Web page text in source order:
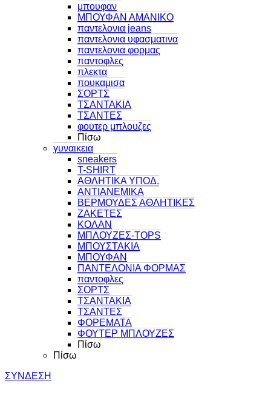
μπουφαν
ΜΠΟΥΦΑΝ ΑΜΑΝΙΚΟ
παντελονια jeans
παντελονια υφασματινα
παντελονια φορμας
παντοφλες
πλεκτα
πουκαμισα
ΣΟΡΤΣ
ΤΣΑΝΤΑΚΙΑ
ΤΣΑΝΤΕΣ
φουτερ μπλουζες
Πίσω
γυναικεια
sneakers
T-SHIRT
ΑΘΛΗΤΙΚΑ ΥΠΟΔ.
ΑΝΤΙΑΝΕΜΙΚΑ
ΒΕΡΜΟΥΔΕΣ ΑΘΛΗΤΙΚΕΣ
ΖΑΚΕΤΕΣ
ΚΟΛΑΝ
ΜΠΛΟΥΖΕΣ-TOPS
ΜΠΟΥΣΤΑΚΙΑ
ΜΠΟΥΦΑΝ
ΠΑΝΤΕΛΟΝΙΑ ΦΟΡΜΑΣ
παντοφλες
ΣΟΡΤΣ
ΤΣΑΝΤΑΚΙΑ
ΤΣΑΝΤΕΣ
ΦΟΡΕΜΑΤΑ
ΦΟΥΤΕΡ ΜΠΛΟΥΖΕΣ
Πίσω
Πίσω
ΣΥΝΔΕΣΗ